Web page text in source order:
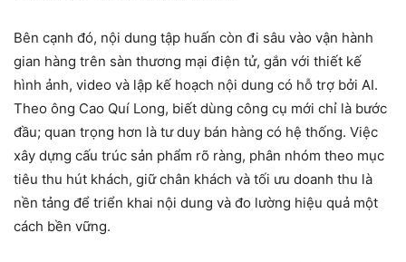
Bên cạnh đó, nội dung tập huấn còn đi sâu vào vận hành
gian hàng trên sàn thương mại điện tử, gắn với thiết kế
hình ảnh, video và lập kế hoạch nội dung có hỗ trợ bởi AI.
Theo ông Cao Quí Long, biết dùng công cụ mới chỉ là bước
đầu; quan trọng hơn là tư duy bán hàng có hệ thống. Việc
xây dựng cấu trúc sản phẩm rõ ràng, phân nhóm theo mục
tiêu thu hút khách, giữ chân khách và tối ưu doanh thu là
nền tảng để triển khai nội dung và đo lường hiệu quả một
cách bền vững.